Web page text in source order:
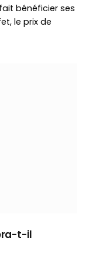
bénéficier ses
le prix de
t-il